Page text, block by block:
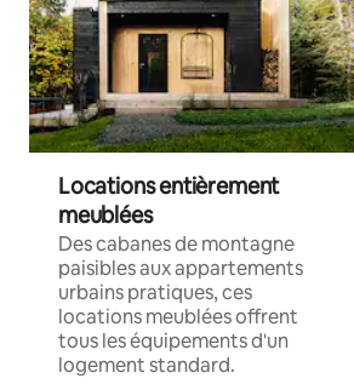
Locations entièrement
meublées
Des cabanes de montagne
paisibles aux appartements
urbains pratiques, ces
locations meublées offrent
tous les équipements d'un
logement standard.